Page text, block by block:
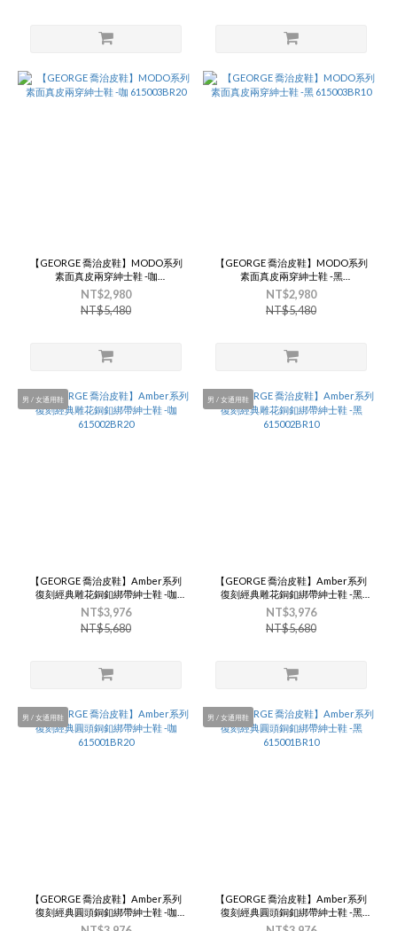
【GEORGE 喬治皮鞋】MODO系列
素面真皮兩穿紳士鞋 -咖
615003BR20
NT$2,980
NT$5,480
【GEORGE 喬治皮鞋】MODO系列
素面真皮兩穿紳士鞋 -黑
615003BR10
NT$2,980
NT$5,480
男 / 女通用鞋
【GEORGE 喬治皮鞋】Amber系列
復刻經典雕花銅釦綁帶紳士鞋 -咖
615002BR20
NT$3,976
NT$5,680
男 / 女通用鞋
【GEORGE 喬治皮鞋】Amber系列
復刻經典雕花銅釦綁帶紳士鞋 -黑
615002BR10
NT$3,976
NT$5,680
男 / 女通用鞋
【GEORGE 喬治皮鞋】Amber系列
復刻經典圓頭銅釦綁帶紳士鞋 -咖
615001BR20
男 / 女通用鞋
【GEORGE 喬治皮鞋】Amber系列
復刻經典圓頭銅釦綁帶紳士鞋 -黑
615001BR10